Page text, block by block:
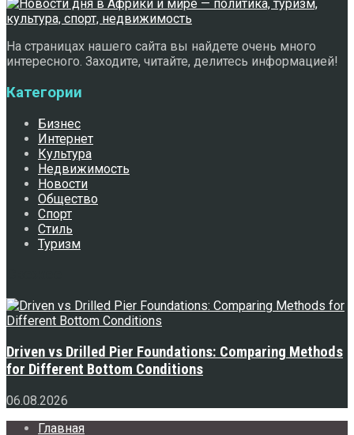
На страницах нашего сайта вы найдете очень много
интересного. Заходите, читайте, делитесь информацией!
Категории
Бизнес
Интернет
Культура
Недвижимость
Новости
Общество
Спорт
Стиль
Туризм
Driven vs Drilled Pier Foundations: Comparing Methods
for Different Bottom Conditions
06.08.2026
Главная